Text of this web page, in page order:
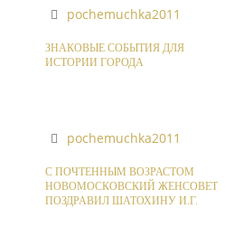
pochemuchka2011
ЗНАКОВЫЕ СОБЫТИЯ ДЛЯ
ИСТОРИИ ГОРОДА
pochemuchka2011
С ПОЧТЕННЫМ ВОЗРАСТОМ
НОВОМОСКОВСКИЙ ЖЕНСОВЕТ
ПОЗДРАВИЛ ШАТОХИНУ И.Г.